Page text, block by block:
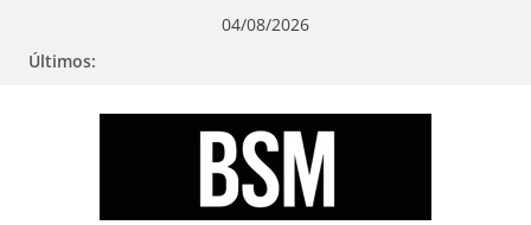
04/08/2026
Últimos:
sua